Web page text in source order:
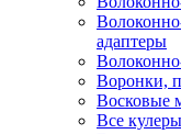
адаптеры
Воронки,
Восковые
Все кулеры